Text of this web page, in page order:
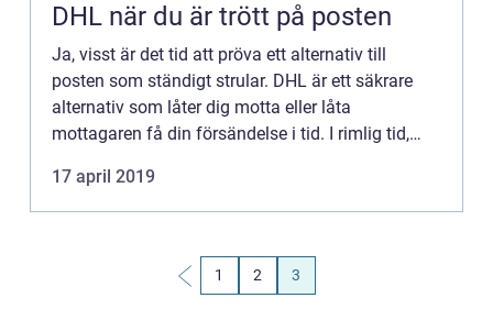
DHL när du är trött på posten
Ja, visst är det tid att pröva ett alternativ till
posten som ständigt strular. DHL är ett säkrare
alternativ som låter dig motta eller låta
mottagaren få din försändelse i tid. I rimlig tid,
17 april 2019
1 2 3